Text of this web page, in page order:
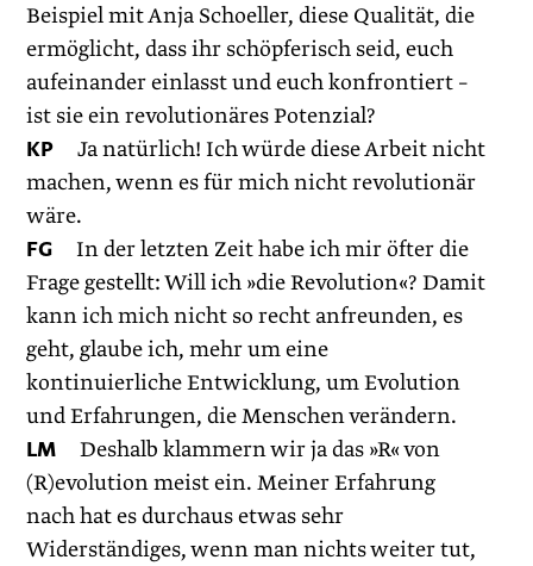
Beispiel mit Anja Schoeller, diese Qualität, die
ermöglicht, dass ihr schöpferisch seid, euch
aufeinander einlasst und euch konfrontiert –
ist sie ein revolutionäres Potenzial?
KP Ja natürlich! Ich würde diese Arbeit nicht
machen, wenn es für mich nicht revolutionär
wäre.
FG In der letzten Zeit habe ich mir öfter die
Frage gestellt: Will ich »die Revolution«? Damit
kann ich mich nicht so recht anfreunden, es
geht, glaube ich, mehr um eine
kontinuierliche Entwicklung, um Evolution
und Erfahrungen, die Menschen verändern.
LM Deshalb klammern wir ja das »R« von
(R)evolution meist ein. Meiner Erfahrung
nach hat es durchaus etwas sehr
Widerständiges, wenn man nichts weiter tut,